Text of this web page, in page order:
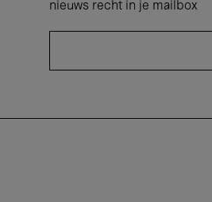
nieuws recht in je mailbox